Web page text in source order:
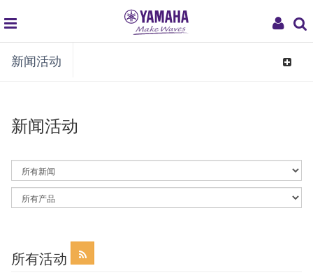
My
global
navigation
新闻活动
Toggle
新闻活动
By
News
Category
By
Article
所有活动